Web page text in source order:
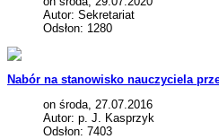
Autor: Sekretariat
Odsłon: 1280
Nabór na stanowisko nauczyciela
on środa, 27.07.2016
Autor: p. J. Kasprzyk
Odsłon: 7403